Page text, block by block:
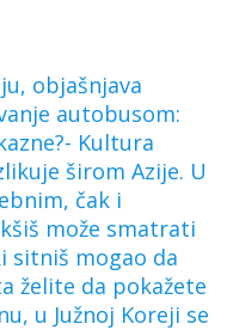
objašnjava
autobusom:
Kultura
širom Azije. U
čak i
može smatrati
sitniš mogao da
želite da pokažete
u Južnoj Koreji se